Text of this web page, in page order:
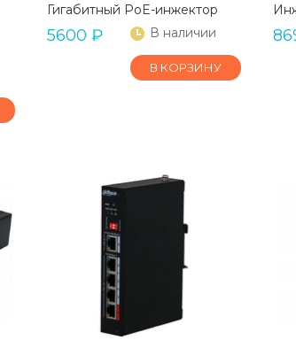
Гигабитный PoE-инжектор
5600 ₽ В наличии
В КОРЗИНУ